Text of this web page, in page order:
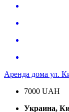
Аренда дома ул.
7000 UAH
Украина,